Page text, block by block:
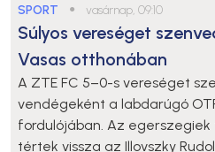
SPORT ● vasárnap, 09:10
Súlyos vereséget
Vasas otthonában
A ZTE FC 5–0-s vereséget
vendégeként a labdarúgó
fordulójában. Az
tértek vissza az Illovszky